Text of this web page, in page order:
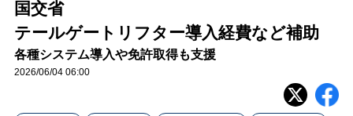
オ
ン
ラ
国交省
テールゲートリフター導入経費など補助
各種システム導入や免許取得も支援
2026/06/04 06:00